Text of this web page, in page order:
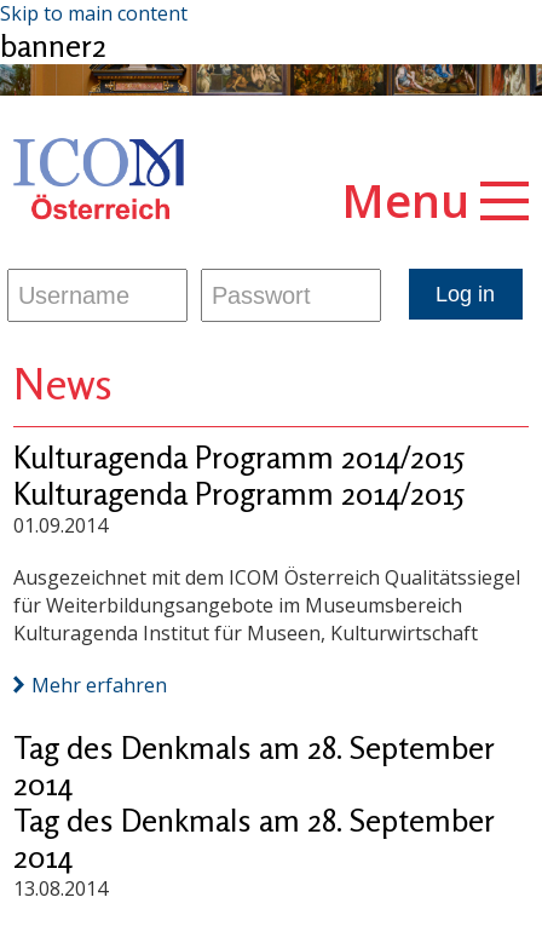
Skip to main content
banner2
Menu
News
Kulturagenda Programm 2014/2015
Kulturagenda Programm 2014/2015
01.09.2014
Ausgezeichnet mit dem ICOM Österreich Qualitätssiegel
für Weiterbildungsangebote im Museumsbereich
Kulturagenda Institut für Museen, Kulturwirtschaft
Mehr erfahren
Tag des Denkmals am 28. September
2014
Tag des Denkmals am 28. September
2014
13.08.2014